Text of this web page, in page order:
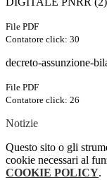
File PDF
Contatore click: 30
decreto-assunzione-
File PDF
Contatore click: 26
Notizie
Questo sito o gli
cookie necessari al
COOKIE POLICY.